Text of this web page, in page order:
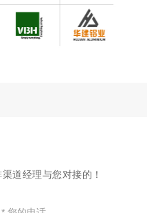
道经理与您对接的！